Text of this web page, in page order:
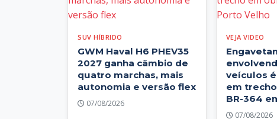
SUV HÍBRIDO
GWM Haval H6 PHEV35
2027 ganha câmbio de
quatro marchas, mais
autonomia e versão flex
07/08/2026
VEJA VIDEO
veículos
em
BR-364
07/08/2026